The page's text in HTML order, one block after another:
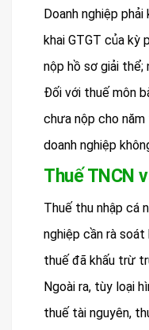
Doanh nghiệp
khai GTGT của kỳ
nộp hồ sơ giải
Đối với thuế môn
chưa nộp cho
doanh nghiệp
Thuế TNCN
Thuế thu nhập cá
nghiệp cần rà
thuế đã khấu trừ
Ngoài ra, tùy loại
thuế tài nguyên,